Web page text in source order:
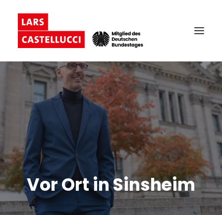
Vor Ort in Sinsheim